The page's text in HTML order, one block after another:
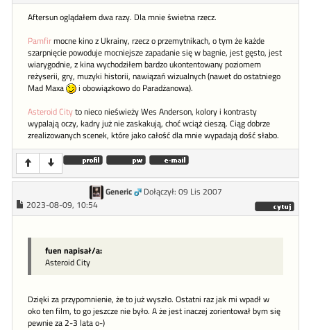
Aftersun oglądałem dwa razy. Dla mnie świetna rzecz.
Pamfirmocne kino z Ukrainy, rzecz o przemytnikach, o tym że każde
szarpnięcie powoduje mocniejsze zapadanie się w bagnie, jest gęsto, jest
wiarygodnie, z kina wychodziłem bardzo ukontentowany poziomem
reżyserii, gry, muzyki historii, nawiązań wizualnych (nawet do ostatniego
Mad Maxa
i obowiązkowo do Paradżanowa).
Asteroid Cityto nieco nieświeży Wes Anderson, kolory i kontrasty
wypalają oczy, kadry już nie zaskakują, choć wciąż cieszą. Ciąg dobrze
zrealizowanych scenek, które jako całość dla mnie wypadają dość słabo.
Generic
Dołączył: 09 Lis 2007
2023-08-09, 10:54
fuen napisał/a:
Asteroid City
Dzięki za przypomnienie, że to już wyszło. Ostatni raz jak mi wpadł w
oko ten film, to go jeszcze nie było. A że jest inaczej zorientował bym się
pewnie za 2-3 lata o-)